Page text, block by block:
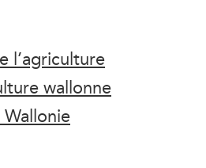
l’agriculture
wallonne